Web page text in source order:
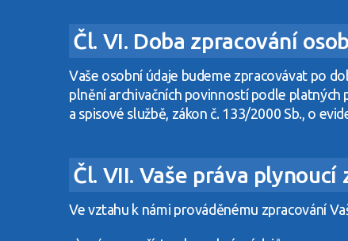
Čl. VI. Doba zpracování
Vaše osobní údaje budeme zpracovávat po
plnění archivačních povinností podle platných
a spisové službě, zákon č. 133/2000 Sb., o
Čl. VII. Vaše práva
Ve vztahu k námi prováděnému zpracování